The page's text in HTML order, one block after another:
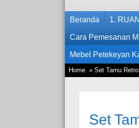
Beranda 1.
Cara Pemesanan
Mebel Petekeyan
Home » Set Tamu
Set